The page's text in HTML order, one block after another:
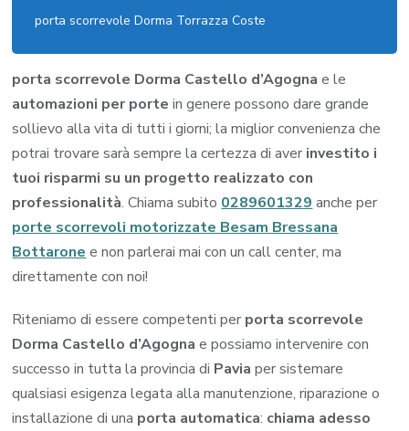
porta scorrevole Dorma Torrazza Coste
porta scorrevole Dorma Castello d’Agognae le
automazioni per portein genere possono dare grande
sollievo alla vita di tutti i giorni; la miglior convenienza che
potrai trovare sarà sempre la certezza di aver investito i
tuoi risparmi su un progetto realizzato con
professionalità. Chiama subito0289601329anche per
porte scorrevoli motorizzate Besam Bressana
Bottaronee non parlerai mai con un call center, ma
direttamente con noi!
Riteniamo di essere competenti per porta scorrevole
Dorma Castello d’Agogna e possiamo intervenire con
successo in tutta la provincia di Paviaper sistemare
qualsiasi esigenza legata alla manutenzione, riparazione o
installazione di una porta automatica: chiama adesso